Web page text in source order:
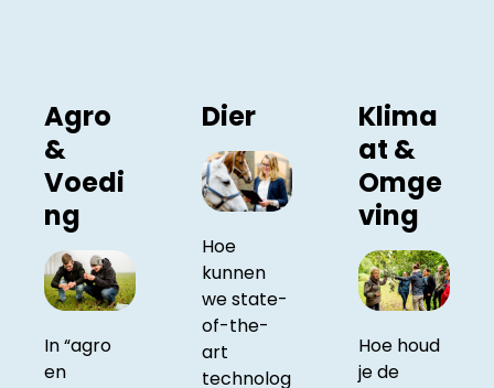
Agro
&
Voedi
ng
In “agro
en
Dier
Hoe
kunnen
we state-
of-the-
art
technolog
Klima
at &
Omge
ving
Hoe houd
je de